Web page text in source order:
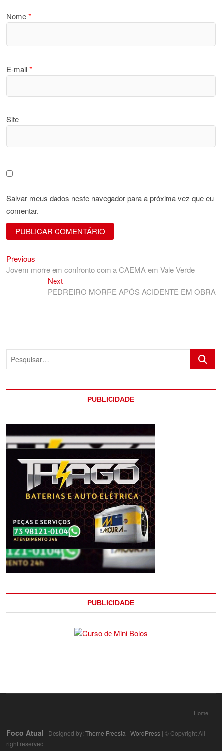
Nome*
E-mail*
Site
Salvar meus dados neste navegador para a próxima vez que eu
comentar.
Navegação
de
Previous
post:
Jovem morre em confronto com a CAEMA em Vale Verde
NextNext
post:
PEDREIRO MORRE APÓS ACIDENTE EM OBRA
PUBLICIDADE
PUBLICIDADE
Home
Foco Atual | Designed by:Theme Freesia |WordPress | © Copyright All
right reserved